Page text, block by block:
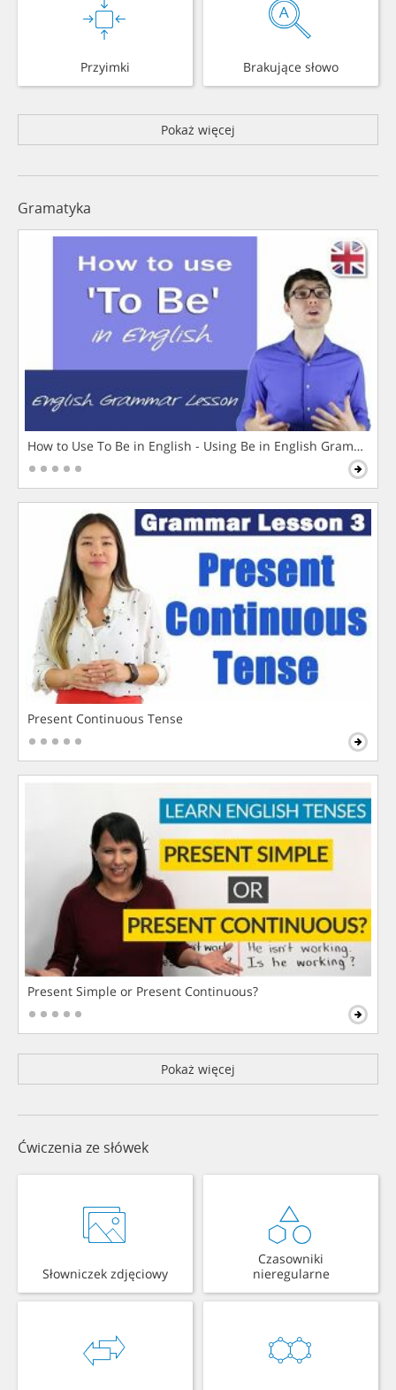
Przyimki Brakujące słowo
Pokaż więcej
Gramatyka
How to Use To Be in English - Using Be in English Grammar
Present Continuous Tense
Present Simple or Present Continuous?
Pokaż więcej
Ćwiczenia ze słówek
Słowniczek zdjęciowy
Czasowniki
nieregularne